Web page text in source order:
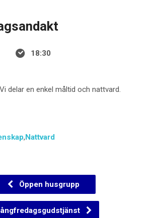
18:30
delar en enkel måltid och nattvard.
,Nattvard
Öppen husgrupp